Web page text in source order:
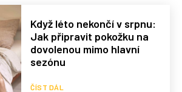
Když léto nekončí v srpnu:
Jak připravit pokožku na
dovolenou mimo hlavní
sezónu
ČÍST DÁL